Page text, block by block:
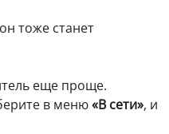
тоже станет
еще проще.
в меню«В сети», и